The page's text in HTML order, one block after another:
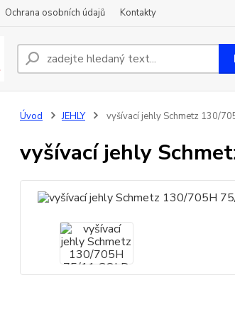
Ochrana osobních údajů Kontakty
Úvod JEHLY vyšívací jehly Schmetz 130/
vyšívací jehly